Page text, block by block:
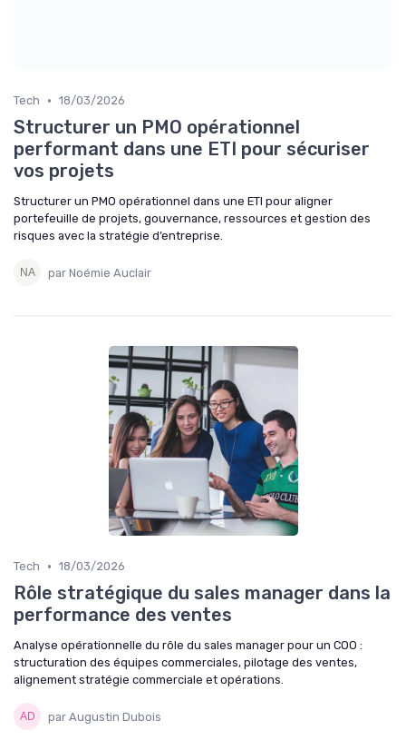
Tech • 18/03/2026
Structurer un PMO opérationnel
performant dans une ETI pour sécuriser
vos projets
Structurer un PMO opérationnel dans une ETI pour aligner
portefeuille de projets, gouvernance, ressources et gestion des
risques avec la stratégie d’entreprise.
par Noémie Auclair
Tech • 18/03/2026
Rôle stratégique du sales manager dans la
performance des ventes
Analyse opérationnelle du rôle du sales manager pour un COO :
structuration des équipes commerciales, pilotage des ventes,
alignement stratégie commerciale et opérations.
par Augustin Dubois